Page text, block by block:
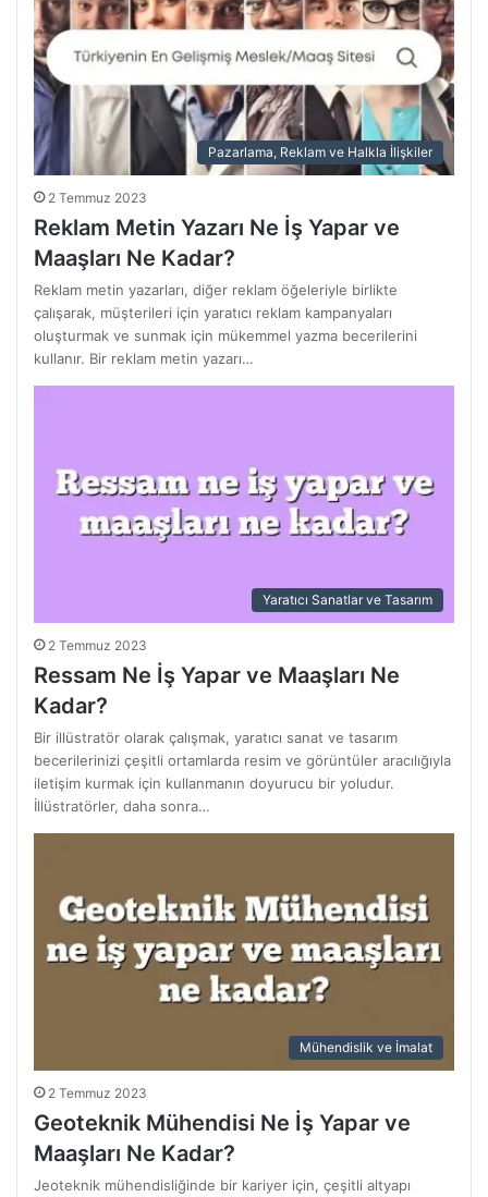
Pazarlama, Reklam ve Halkla İlişkiler
2 Temmuz 2023
Reklam Metin Yazarı Ne İş Yapar ve
Maaşları Ne Kadar?
Reklam metin yazarları, diğer reklam öğeleriyle birlikte
çalışarak, müşterileri için yaratıcı reklam kampanyaları
oluşturmak ve sunmak için mükemmel yazma becerilerini
kullanır. Bir reklam metin yazarı…
Yaratıcı Sanatlar ve Tasarım
2 Temmuz 2023
Ressam Ne İş Yapar ve Maaşları Ne
Kadar?
Bir illüstratör olarak çalışmak, yaratıcı sanat ve tasarım
becerilerinizi çeşitli ortamlarda resim ve görüntüler aracılığıyla
iletişim kurmak için kullanmanın doyurucu bir yoludur.
İllüstratörler, daha sonra…
Mühendislik ve İmalat
2 Temmuz 2023
Geoteknik Mühendisi Ne İş Yapar ve
Maaşları Ne Kadar?
Jeoteknik mühendisliğinde bir kariyer için, çeşitli altyapı